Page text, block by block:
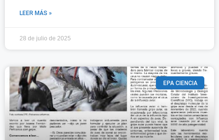
LEER MÁS »
28 de julio de 2025
EPA CIENCIA